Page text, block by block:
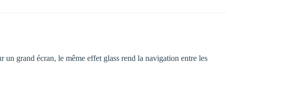
un grand écran, le même effet glass rend la navigation entre les